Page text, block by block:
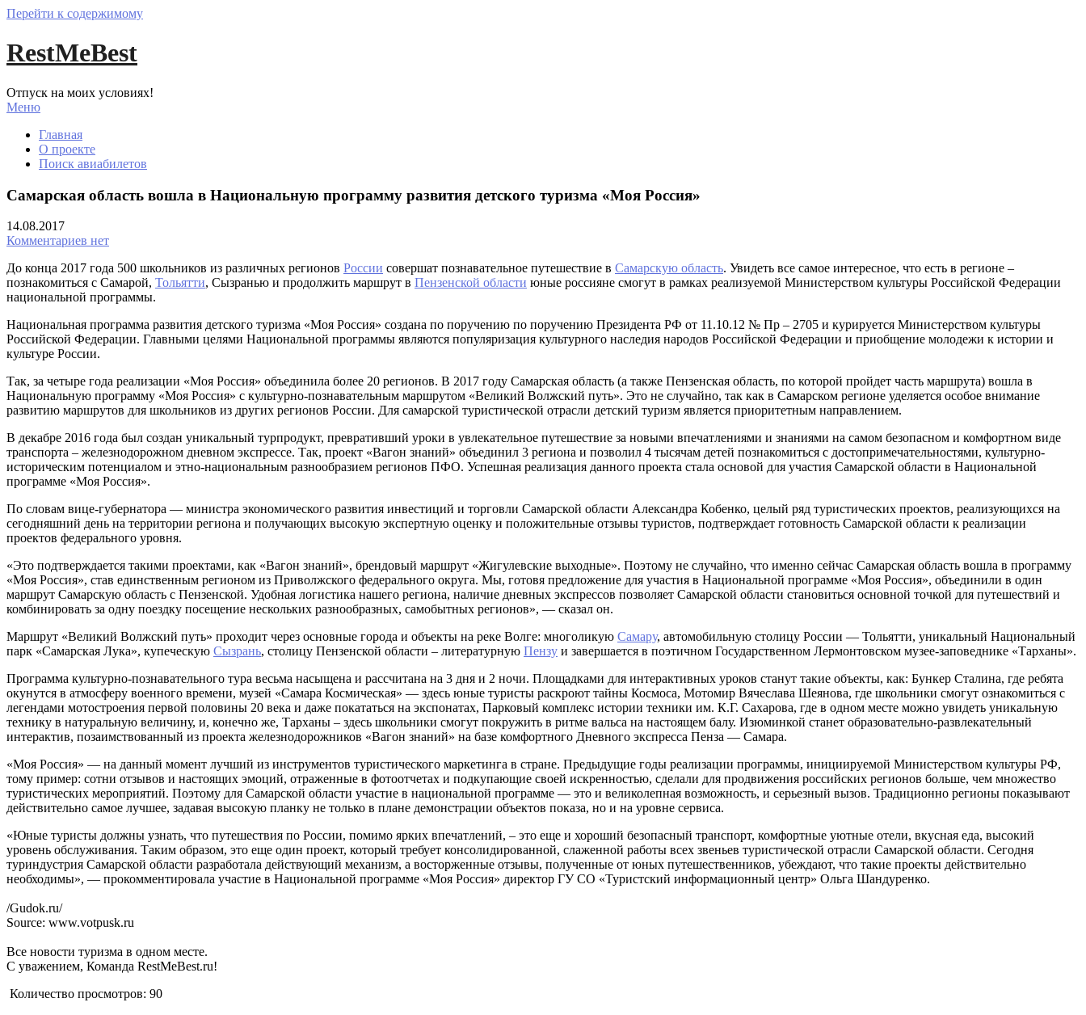
Перейти к содержимому
RestMeBest
Отпуск на моих условиях!
Меню
Главная
О проекте
Поиск авиабилетов
Самарская область вошла в Национальную программу развития детского туризма «Моя Россия»
14.08.2017
Комментариев нет
До конца 2017 года 500 школьников из различных регионов России совершат познавательное путешествие в Самарскую область. Увидеть все самое интересное, что есть в регионе –
познакомиться с Самарой, Тольятти, Сызранью и продолжить маршрут в Пензенской области юные россияне смогут в рамках реализуемой Министерством культуры Российской Федерации
национальной программы.
Национальная программа развития детского туризма «Моя Россия» создана по поручению по поручению Президента РФ от 11.10.12 № Пр – 2705 и курируется Министерством культуры
Российской Федерации. Главными целями Национальной программы являются популяризация культурного наследия народов Российской Федерации и приобщение молодежи к истории и
культуре России.
Так, за четыре года реализации «Моя Россия» объединила более 20 регионов. В 2017 году Самарская область (а также Пензенская область, по которой пройдет часть маршрута) вошла в
Национальную программу «Моя Россия» с культурно-познавательным маршрутом «Великий Волжский путь». Это не случайно, так как в Самарском регионе уделяется особое внимание
развитию маршрутов для школьников из других регионов России. Для самарской туристической отрасли детский туризм является приоритетным направлением.
В декабре 2016 года был создан уникальный турпродукт, превративший уроки в увлекательное путешествие за новыми впечатлениями и знаниями на самом безопасном и комфортном виде
транспорта – железнодорожном дневном экспрессе. Так, проект «Вагон знаний» объединил 3 региона и позволил 4 тысячам детей познакомиться с достопримечательностями, культурно-
историческим потенциалом и этно-национальным разнообразием регионов ПФО. Успешная реализация данного проекта стала основой для участия Самарской области в Национальной
программе «Моя Россия».
По словам вице-губернатора — министра экономического развития инвестиций и торговли Самарской области Александра Кобенко, целый ряд туристических проектов, реализующихся на
сегодняшний день на территории региона и получающих высокую экспертную оценку и положительные отзывы туристов, подтверждает готовность Самарской области к реализации
проектов федерального уровня.
«Это подтверждается такими проектами, как «Вагон знаний», брендовый маршрут «Жигулевские выходные». Поэтому не случайно, что именно сейчас Самарская область вошла в программу
«Моя Россия», став единственным регионом из Приволжского федерального округа. Мы, готовя предложение для участия в Национальной программе «Моя Россия», объединили в один
маршрут Самарскую область с Пензенской. Удобная логистика нашего региона, наличие дневных экспрессов позволяет Самарской области становиться основной точкой для путешествий и
комбинировать за одну поездку посещение нескольких разнообразных, самобытных регионов», — сказал он.
Маршрут «Великий Волжский путь» проходит через основные города и объекты на реке Волге: многоликую Самару, автомобильную столицу России — Тольятти, уникальный Национальный
парк «Самарская Лука», купеческую Сызрань, столицу Пензенской области – литературную Пензу и завершается в поэтичном Государственном Лермонтовском музее-заповеднике «Тарханы».
Программа культурно-познавательного тура весьма насыщена и рассчитана на 3 дня и 2 ночи. Площадками для интерактивных уроков станут такие объекты, как: Бункер Сталина, где ребята
окунутся в атмосферу военного времени, музей «Самара Космическая» — здесь юные туристы раскроют тайны Космоса, Мотомир Вячеслава Шеянова, где школьники смогут ознакомиться с
легендами мотостроения первой половины 20 века и даже покататься на экспонатах, Парковый комплекс истории техники им. К.Г. Сахарова, где в одном месте можно увидеть уникальную
технику в натуральную величину, и, конечно же, Тарханы – здесь школьники смогут покружить в ритме вальса на настоящем балу. Изюминкой станет образовательно-развлекательный
интерактив, позаимствованный из проекта железнодорожников «Вагон знаний» на базе комфортного Дневного экспресса Пенза — Самара.
«Моя Россия» — на данный момент лучший из инструментов туристического маркетинга в стране. Предыдущие годы реализации программы, инициируемой Министерством культуры РФ,
тому пример: сотни отзывов и настоящих эмоций, отраженные в фотоотчетах и подкупающие своей искренностью, сделали для продвижения российских регионов больше, чем множество
туристических мероприятий. Поэтому для Самарской области участие в национальной программе — это и великолепная возможность, и серьезный вызов. Традиционно регионы показывают
действительно самое лучшее, задавая высокую планку не только в плане демонстрации объектов показа, но и на уровне сервиса.
«Юные туристы должны узнать, что путешествия по России, помимо ярких впечатлений, – это еще и хороший безопасный транспорт, комфортные уютные отели, вкусная еда, высокий
уровень обслуживания. Таким образом, это еще один проект, который требует консолидированной, слаженной работы всех звеньев туристической отрасли Самарской области. Сегодня
туриндустрия Самарской области разработала действующий механизм, а восторженные отзывы, полученные от юных путешественников, убеждают, что такие проекты действительно
необходимы», — прокомментировала участие в Национальной программе «Моя Россия» директор ГУ СО «Туристский информационный центр» Ольга Шандуренко.
/Gudok.ru/
Source: www.votpusk.ru
Все новости туризма в одном месте.
С уважением, Команда RestMeBest.ru!
Количество просмотров: 90